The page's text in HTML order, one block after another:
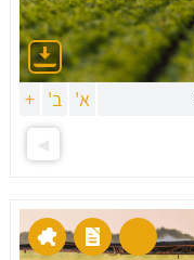
א' ב' +